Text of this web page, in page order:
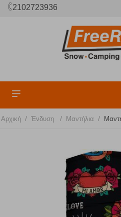
2102723936
Αρχική / Ένδυση / Μαντήλια /